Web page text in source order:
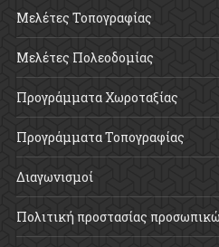
Μελέτες Τοπογραφίας
Μελέτες Πολεοδομίας
Προγράμματα Χωροταξίας
Προγράμματα Τοπογραφίας
Διαγωνισμοί
Πολιτική προστασίας